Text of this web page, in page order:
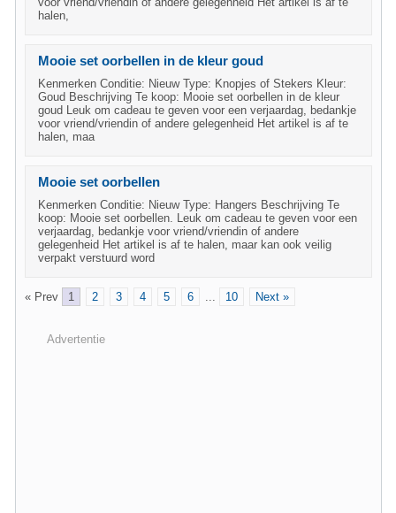
halen,
Mooie set oorbellen in de kleur goud
Kenmerken Conditie: Nieuw Type: Knopjes of Stekers Kleur:
Goud Beschrijving Te koop: Mooie set oorbellen in de kleur
goud Leuk om cadeau te geven voor een verjaardag, bedankje
voor vriend/vriendin of andere gelegenheid Het artikel is af te
halen, maa
Mooie set oorbellen
Kenmerken Conditie: Nieuw Type: Hangers Beschrijving Te
koop: Mooie set oorbellen. Leuk om cadeau te geven voor een
verjaardag, bedankje voor vriend/vriendin of andere
gelegenheid Het artikel is af te halen, maar kan ook veilig
verpakt verstuurd word
« Prev 1 2 3 4 5 6 ... 10 Next »
Advertentie